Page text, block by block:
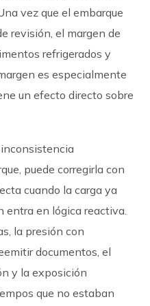
vez que el embarque
revisión, el margen de
refrigerados y
es especialmente
un efecto directo sobre
puede corregirla con
cuando la carga ya
entra en lógica reactiva.
la presión con
documentos, el
y la exposición
que no estaban